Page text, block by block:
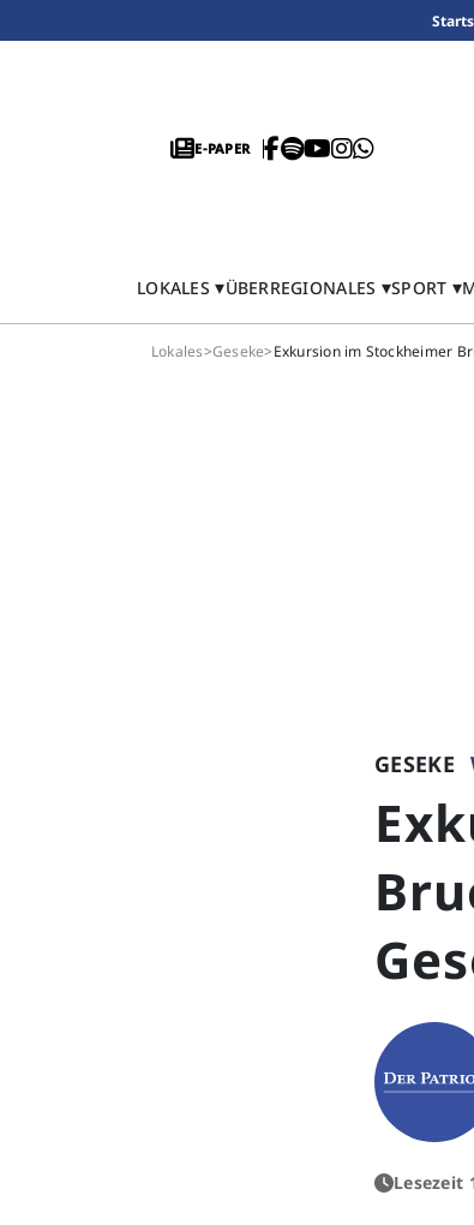
E-PAPER
LOKALES ÜBERREGIONALES SPORT
Lokales>Geseke>Exkursion im Stockheimer
GESEKE
Lesezeit